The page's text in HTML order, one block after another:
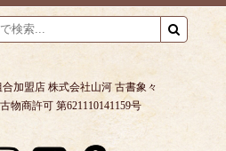
加盟店 株式会社山河 古書象々
物商許可 第621110141159号